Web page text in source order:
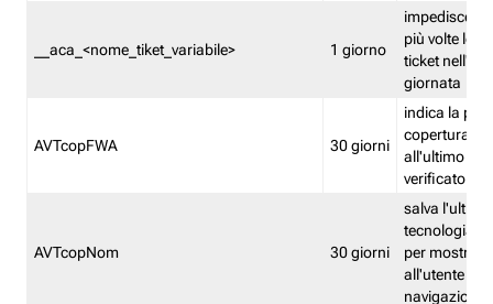
__aca_<nome_tiket_variabile> 1 giorno
impedisce di
più volte lo
ticket
giornata
AVTcopFWA 30 giorni
indica la
copertura
all'ultimo
verificato
AVTcopNom 30 giorni
salva l'ultima
tecnologia
per
all'utente
navigazione